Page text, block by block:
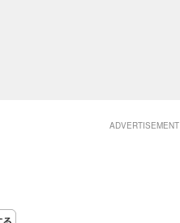
ADVERTISEMENT